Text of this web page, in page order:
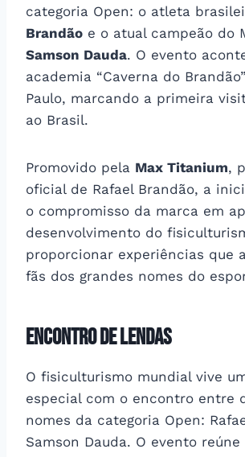
categoria Open: o atleta
Brandão e o atual campeão do
Samson Dauda. O evento
academia “Caverna do
Paulo, marcando a primeira
ao Brasil.
Promovido pela Max Titanium,
oficial de Rafael Brandão, a
o compromisso da marca em
desenvolvimento do
proporcionar experiências que
fãs dos grandes nomes do
Encontro de lendas
O fisiculturismo mundial vive
especial com o encontro entre
nomes da categoria Open:
Samson Dauda. O evento